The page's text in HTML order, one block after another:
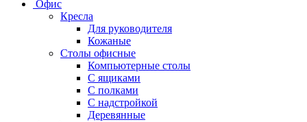
Офис
Кресла
Для руководителя
Кожаные
Столы офисные
Компьютерные столы
С ящиками
С полками
С надстройкой
Деревянные